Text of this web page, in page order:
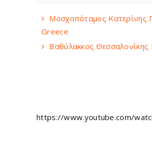
Μοσχοπόταμος Κατερίνης
Greece
Βαθύλακκος
https://www.youtube.com/